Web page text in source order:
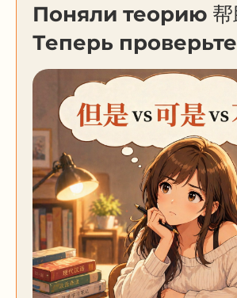
Поняли теорию 帮
Теперь